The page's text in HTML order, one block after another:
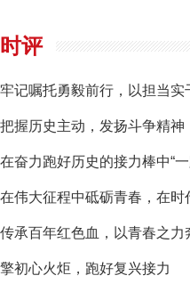
时评
牢记嘱托勇毅前行，以担当实
把握历史主动，发扬斗争精神
在奋力跑好历史的接力棒中“
在伟大征程中砥砺青春，在时
传承百年红色血，以青春之力
擎初心火炬，跑好复兴接力